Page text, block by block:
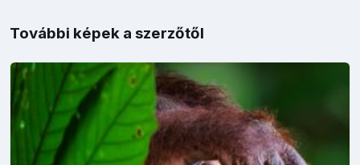
További képek a szerzőtől